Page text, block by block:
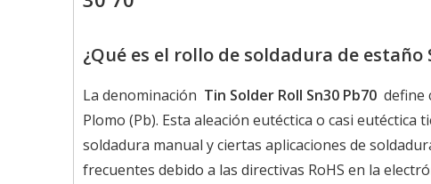
¿Qué es el rollo de soldadura de estaño
La denominación Tin Solder Roll Sn30 Pb70 define
Plomo (Pb). Esta aleación eutéctica o casi
soldadura manual y ciertas aplicaciones de
frecuentes debido a las directivas RoHS en la